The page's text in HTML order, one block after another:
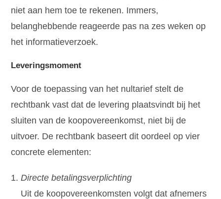
niet aan hem toe te rekenen. Immers,
belanghebbende reageerde pas na zes weken op
het informatieverzoek.
Leveringsmoment
Voor de toepassing van het nultarief stelt de
rechtbank vast dat de levering plaatsvindt bij het
sluiten van de koopovereenkomst, niet bij de
uitvoer. De rechtbank baseert dit oordeel op vier
concrete elementen:
Directe betalingsverplichting
Uit de koopovereenkomsten volgt dat afnemers